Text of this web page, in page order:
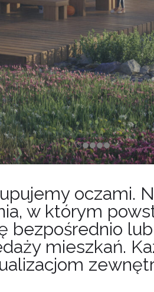
oczami.
w którym
bezpośrednio
mieszkań.